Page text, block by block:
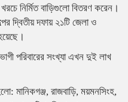
নির্মিত বাড়িগুলো বিতরণ করেন।
দ্বিতীয় দফায় ২১টি জেলা ও
পরিবারের সংখ্যা এখন দুই লাখ
মানিকগঞ্জ, রাজবাড়ি, ময়মনসিংহ,